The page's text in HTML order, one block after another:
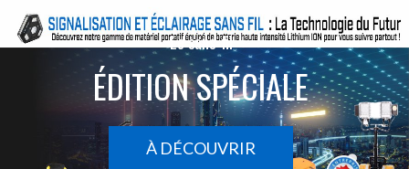
Le sans-fil
ÉDITION SPÉCIALE
À DÉCOUVRIR